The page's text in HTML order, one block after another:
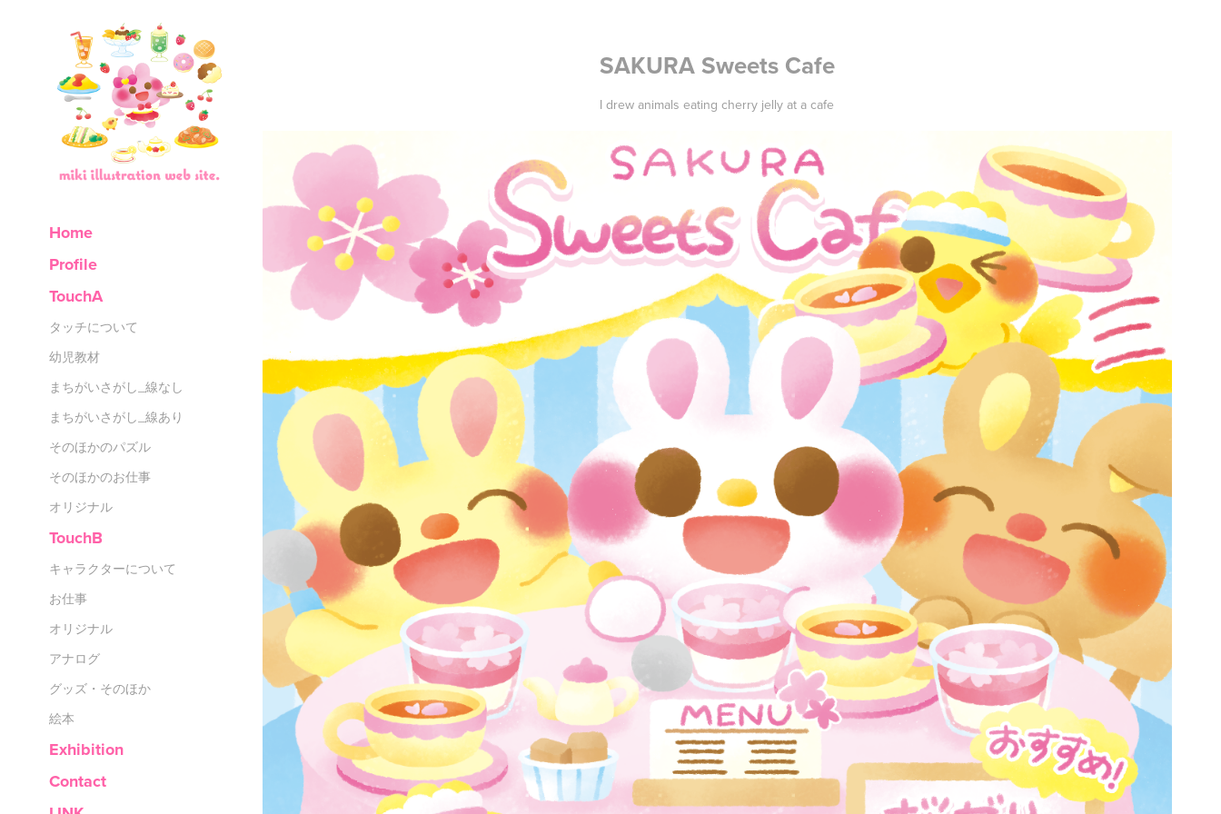
Home
Profile
TouchA
タッチについて
幼児教材
まちがいさがし_線なし
まちがいさがし_線あり
そのほかのパズル
そのほかのお仕事
オリジナル
TouchB
キャラクターについて
お仕事
オリジナル
アナログ
グッズ・そのほか
絵本
Exhibition
Contact
SAKURA Sweets Cafe
I drew animals eating cherry jelly at a cafe